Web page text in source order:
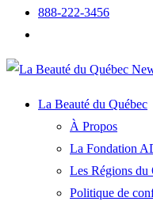
888-222-3456
La Beauté du Québec
À Propos
La Fondation
Les Régions du
Politique de